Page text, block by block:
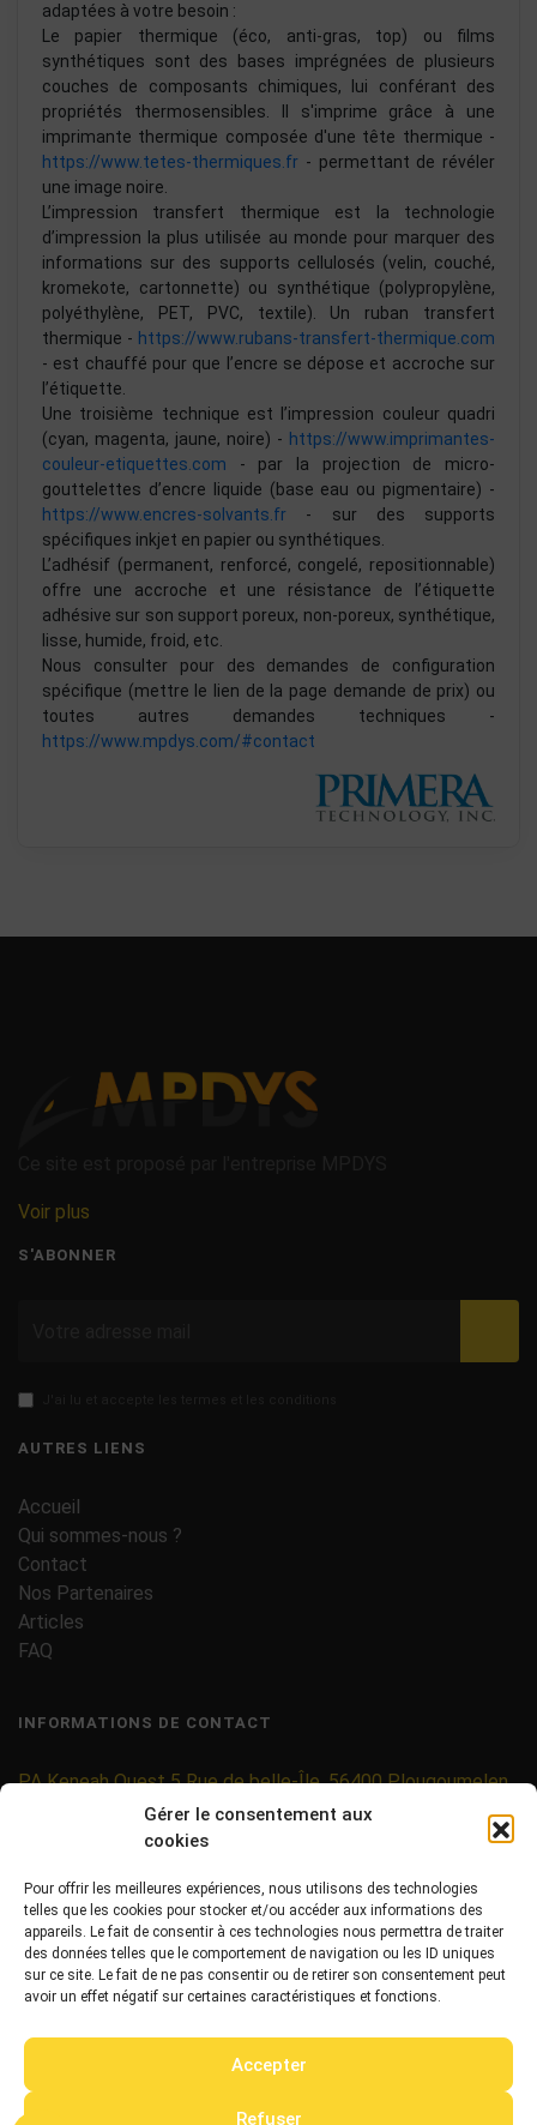
Gérer le consentement aux
cookies
Pour offrir les meilleures expériences, nous utilisons des technologies
telles que les cookies pour stocker et/ou accéder aux informations des
appareils. Le fait de consentir à ces technologies nous permettra de traiter
des données telles que le comportement de navigation ou les ID uniques
sur ce site. Le fait de ne pas consentir ou de retirer son consentement peut
avoir un effet négatif sur certaines caractéristiques et fonctions.
Accepter
Refuser
adaptées à votre besoin :
Le papier thermique (éco, anti-gras, top) ou films
synthétiques sont des bases imprégnées de plusieurs
couches de composants chimiques, lui conférant des
propriétés thermosensibles. Il s'imprime grâce à une
imprimante thermique composée d'une tête thermique -
https://www.tetes-thermiques.fr - permettant de révéler
une image noire.
L’impression transfert thermique est la technologie
d’impression la plus utilisée au monde pour marquer des
informations sur des supports cellulosés (velin, couché,
kromekote, cartonnette) ou synthétique (polypropylène,
polyéthylène, PET, PVC, textile). Un ruban transfert
thermique - https://www.rubans-transfert-thermique.com
- est chauffé pour que l’encre se dépose et accroche sur
l’étiquette.
Une troisième technique est l’impression couleur quadri
(cyan, magenta, jaune, noire) - https://www.imprimantes-
couleur-etiquettes.com - par la projection de micro-
gouttelettes d’encre liquide (base eau ou pigmentaire) -
https://www.encres-solvants.fr - sur des supports
spécifiques inkjet en papier ou synthétiques.
L’adhésif (permanent, renforcé, congelé, repositionnable)
offre une accroche et une résistance de l’étiquette
adhésive sur son support poreux, non-poreux, synthétique,
lisse, humide, froid, etc.
Nous consulter pour des demandes de configuration
spécifique (mettre le lien de la page demande de prix) ou
toutes autres demandes techniques -
https://www.mpdys.com/#contact
Voir plus
S'ABONNER
AUTRES LIENS
Accueil
Qui sommes-nous ?
Contact
Nos Partenaires
Articles
FAQ
INFORMATIONS DE CONTACT
PA Keneah Ouest 5 Rue de belle-Île, 56400 Plougoumelen
contact@etiquettes-adhesives-rouleaux.com
09 71 37 25 93
02 97 40 06 01
Copyright ©